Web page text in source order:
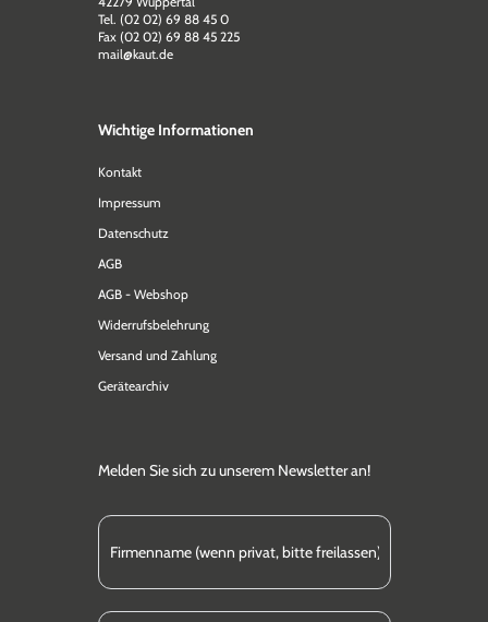
Tel. (02 02) 69 88 45 0
Fax (02 02) 69 88 45 225
mail@kaut.de
Wichtige Informationen
Kontakt
Impressum
Datenschutz
AGB
AGB - Webshop
Widerrufsbelehrung
Versand und Zahlung
Gerätearchiv
Melden Sie sich zu unserem Newsletter an!